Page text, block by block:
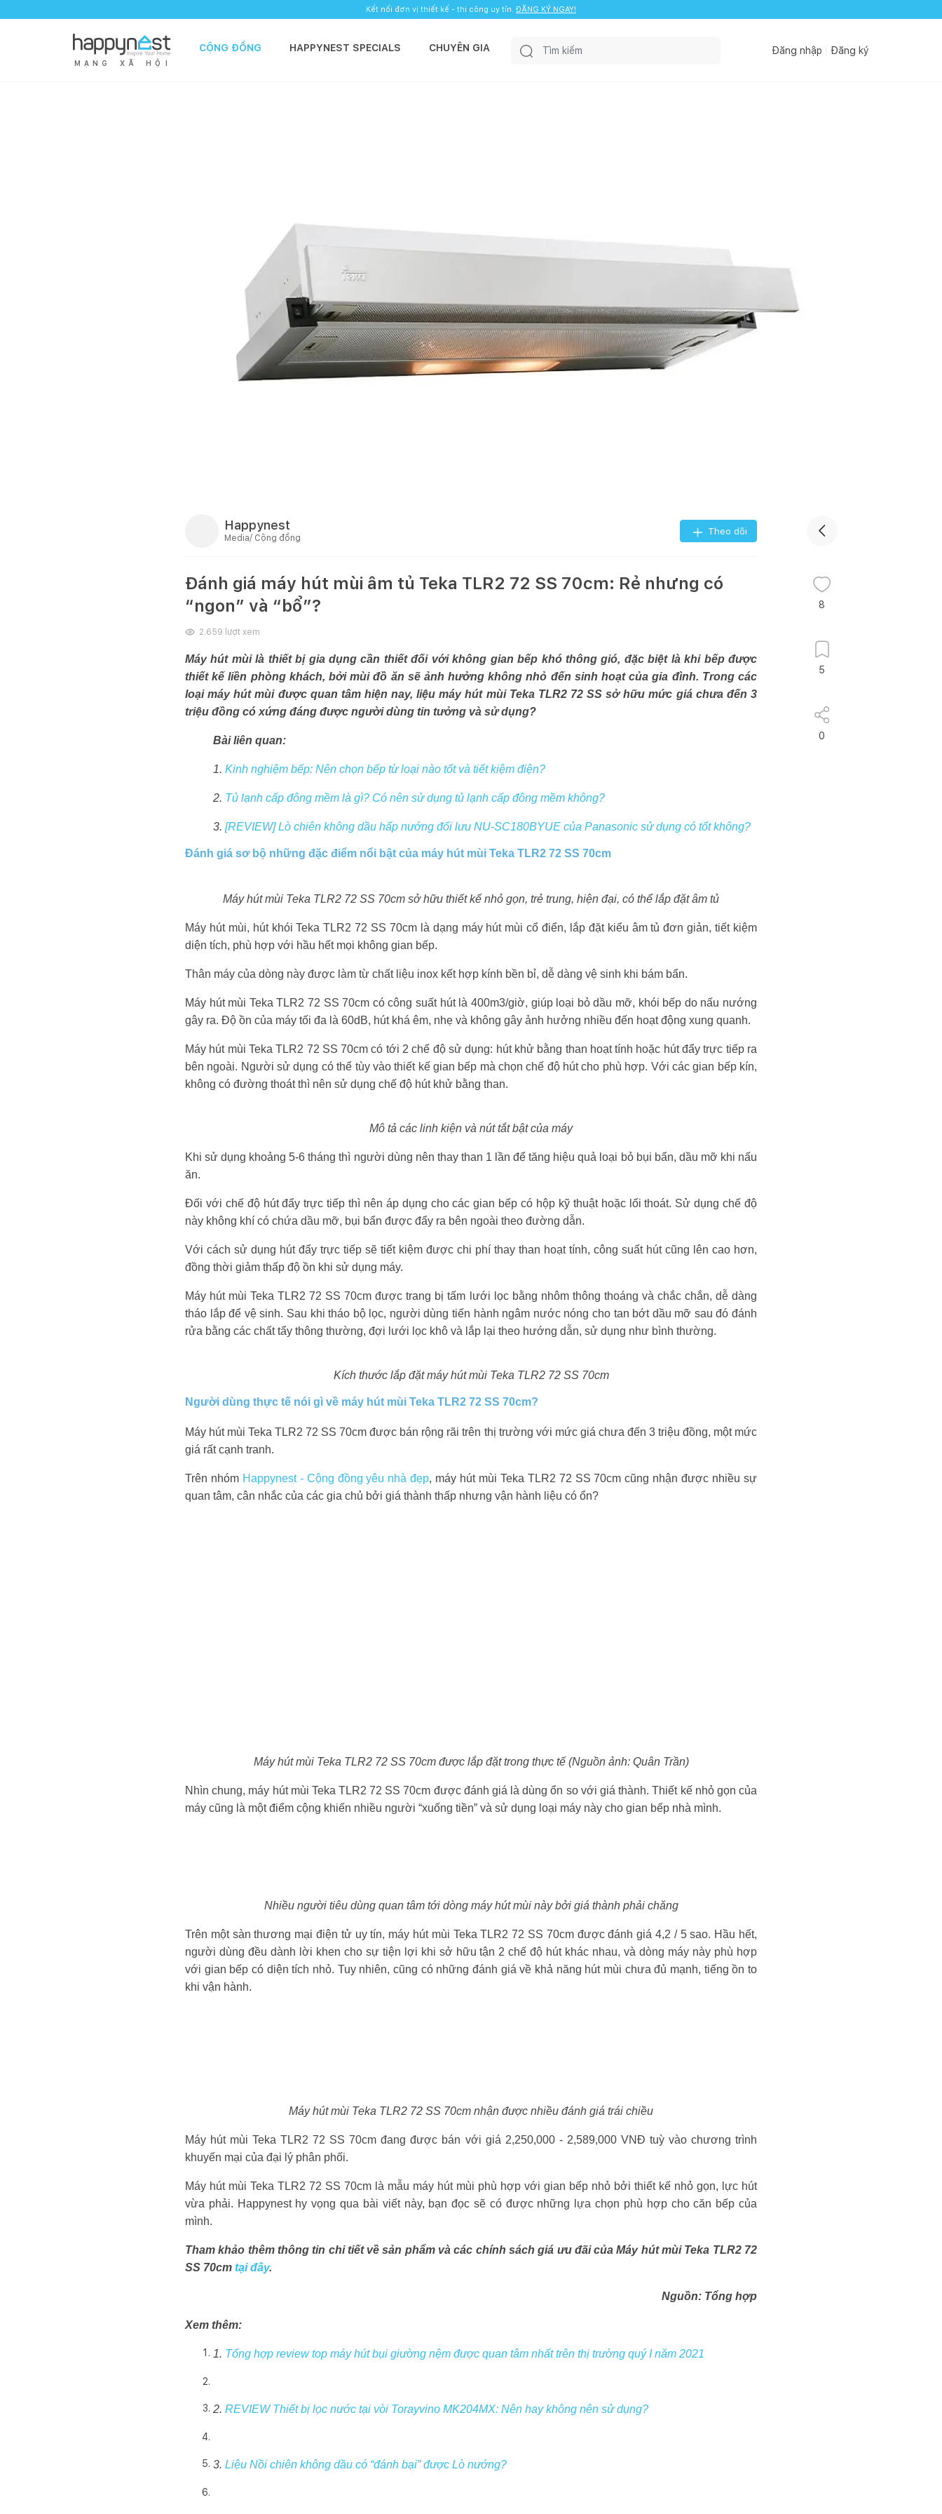
Kết nối đơn vị thiết kế - thi công uy tín. ĐĂNG KÝ NGAY!
M Ạ N G X Ã H Ộ I
CỘNG ĐỒNG HAPPYNEST SPECIALS CHUYÊN GIA Đăng nhập Đăng ký
Happynest
Media/ Cộng đồng
Theo dõi
Đánh giá máy hút mùi âm tủ Teka TLR2 72 SS 70cm: Rẻ nhưng có
“ngon” và “bổ”?
2.659 lượt xem
Máy hút mùi là thiết bị gia dụng cần thiết đối với không gian bếp khó thông gió, đặc biệt là khi bếp được
thiết kế liền phòng khách, bởi mùi đồ ăn sẽ ảnh hưởng không nhỏ đến sinh hoạt của gia đình. Trong các
loại máy hút mùi được quan tâm hiện nay, liệu máy hút mùi Teka TLR2 72 SS sở hữu mức giá chưa đến 3
triệu đồng có xứng đáng được người dùng tin tưởng và sử dụng?
Bài liên quan:
1. Kinh nghiệm bếp: Nên chọn bếp từ loại nào tốt và tiết kiệm điện?
2. Tủ lạnh cấp đông mềm là gì? Có nên sử dụng tủ lạnh cấp đông mềm không?
3. [REVIEW] Lò chiên không dầu hấp nướng đối lưu NU-SC180BYUE của Panasonic sử dụng có tốt không?
Đánh giá sơ bộ những đặc điểm nổi bật của máy hút mùi Teka TLR2 72 SS 70cm
Máy hút mùi Teka TLR2 72 SS 70cm sở hữu thiết kế nhỏ gọn, trẻ trung, hiện đại, có thể lắp đặt âm tủ
Máy hút mùi, hút khói Teka TLR2 72 SS 70cm là dạng máy hút mùi cổ điển, lắp đặt kiểu âm tủ đơn giản, tiết kiệm
diện tích, phù hợp với hầu hết mọi không gian bếp.
Thân máy của dòng này được làm từ chất liệu inox kết hợp kính bền bỉ, dễ dàng vệ sinh khi bám bẩn.
Máy hút mùi Teka TLR2 72 SS 70cm có công suất hút là 400m3/giờ, giúp loại bỏ dầu mỡ, khói bếp do nấu nướng
gây ra. Độ ồn của máy tối đa là 60dB, hút khá êm, nhẹ và không gây ảnh hưởng nhiều đến hoạt động xung quanh.
Máy hút mùi Teka TLR2 72 SS 70cm có tới 2 chế độ sử dụng: hút khử bằng than hoạt tính hoặc hút đẩy trực tiếp ra
bên ngoài. Người sử dụng có thể tùy vào thiết kế gian bếp mà chọn chế độ hút cho phù hợp. Với các gian bếp kín,
không có đường thoát thì nên sử dụng chế độ hút khử bằng than.
Mô tả các linh kiện và nút tắt bật của máy
Khi sử dụng khoảng 5-6 tháng thì người dùng nên thay than 1 lần để tăng hiệu quả loại bỏ bụi bẩn, dầu mỡ khi nấu
ăn.
Đối với chế độ hút đẩy trực tiếp thì nên áp dụng cho các gian bếp có hộp kỹ thuật hoặc lối thoát. Sử dụng chế độ
này không khí có chứa dầu mỡ, bụi bẩn được đẩy ra bên ngoài theo đường dẫn.
Với cách sử dụng hút đẩy trực tiếp sẽ tiết kiệm được chi phí thay than hoạt tính, công suất hút cũng lên cao hơn,
đồng thời giảm thấp độ ồn khi sử dụng máy.
Máy hút mùi Teka TLR2 72 SS 70cm được trang bị tấm lưới lọc bằng nhôm thông thoáng và chắc chắn, dễ dàng
tháo lắp để vệ sinh. Sau khi tháo bộ lọc, người dùng tiến hành ngâm nước nóng cho tan bớt dầu mỡ sau đó đánh
rửa bằng các chất tẩy thông thường, đợi lưới lọc khô và lắp lại theo hướng dẫn, sử dụng như bình thường.
Kích thước lắp đặt máy hút mùi Teka TLR2 72 SS 70cm
Người dùng thực tế nói gì về máy hút mùi Teka TLR2 72 SS 70cm?
Máy hút mùi Teka TLR2 72 SS 70cm được bán rộng rãi trên thị trường với mức giá chưa đến 3 triệu đồng, một mức
giá rất cạnh tranh.
Trên nhóm Happynest - Cộng đồng yêu nhà đẹp, máy hút mùi Teka TLR2 72 SS 70cm cũng nhận được nhiều sự
quan tâm, cân nhắc của các gia chủ bởi giá thành thấp nhưng vận hành liệu có ổn?
Máy hút mùi Teka TLR2 72 SS 70cm được lắp đặt trong thực tế (Nguồn ảnh: Quân Trần)
Nhìn chung, máy hút mùi Teka TLR2 72 SS 70cm được đánh giá là dùng ổn so với giá thành. Thiết kế nhỏ gọn của
máy cũng là một điểm cộng khiến nhiều người “xuống tiền” và sử dụng loại máy này cho gian bếp nhà mình.
Nhiều người tiêu dùng quan tâm tới dòng máy hút mùi này bởi giá thành phải chăng
Trên một sàn thương mại điện tử uy tín, máy hút mùi Teka TLR2 72 SS 70cm được đánh giá 4,2 / 5 sao. Hầu hết,
người dùng đều dành lời khen cho sự tiện lợi khi sở hữu tận 2 chế độ hút khác nhau, và dòng máy này phù hợp
với gian bếp có diện tích nhỏ. Tuy nhiên, cũng có những đánh giá về khả năng hút mùi chưa đủ mạnh, tiếng ồn to
khi vận hành.
Máy hút mùi Teka TLR2 72 SS 70cm nhận được nhiều đánh giá trái chiều
Máy hút mùi Teka TLR2 72 SS 70cm đang được bán với giá 2,250,000 - 2,589,000 VNĐ tuỳ vào chương trình
khuyến mại của đại lý phân phối.
Máy hút mùi Teka TLR2 72 SS 70cm là mẫu máy hút mùi phù hợp với gian bếp nhỏ bởi thiết kế nhỏ gọn, lực hút
vừa phải. Happynest hy vọng qua bài viết này, bạn đọc sẽ có được những lựa chọn phù hợp cho căn bếp của
mình.
Tham khảo thêm thông tin chi tiết về sản phẩm và các chính sách giá ưu đãi của Máy hút mùi Teka TLR2 72
SS 70cm tại đây.
Nguồn: Tổng hợp
Xem thêm:
1. Tổng hợp review top máy hút bụi giường nệm được quan tâm nhất trên thị trường quý I năm 2021
2. REVIEW Thiết bị lọc nước tại vòi Torayvino MK204MX: Nên hay không nên sử dụng?
3. Liệu Nồi chiên không dầu có “đánh bại” được Lò nướng?
8
5
0